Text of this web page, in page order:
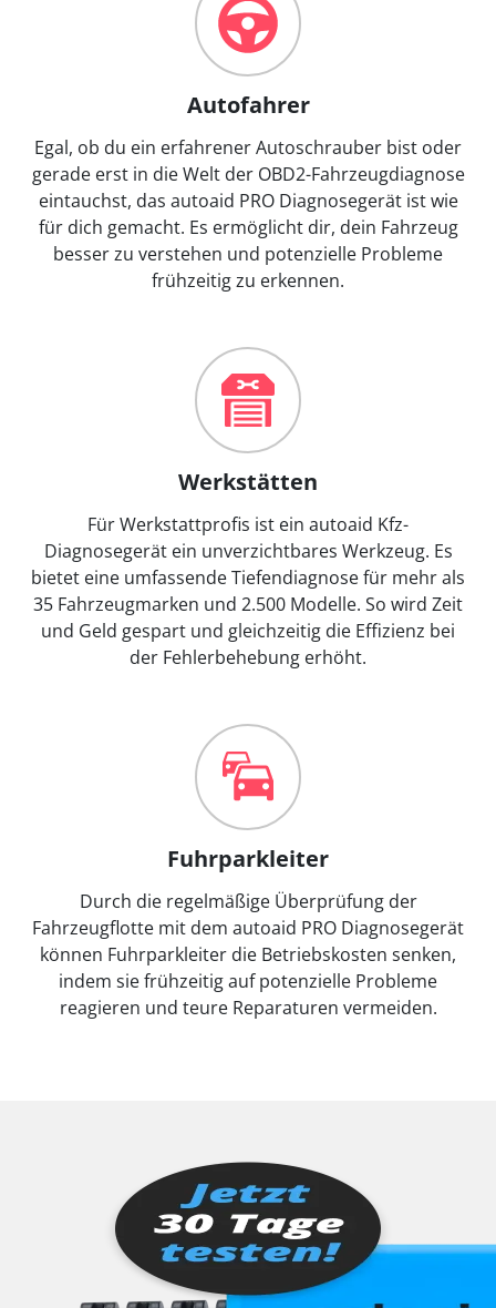
Autofahrer
Egal, ob du ein erfahrener Autoschrauber bist oder
gerade erst in die Welt der OBD2-Fahrzeugdiagnose
eintauchst, das autoaid PRO Diagnosegerät ist wie
für dich gemacht. Es ermöglicht dir, dein Fahrzeug
besser zu verstehen und potenzielle Probleme
frühzeitig zu erkennen.
Werkstätten
Für Werkstattprofis ist ein autoaid Kfz-
Diagnosegerät ein unverzichtbares Werkzeug. Es
bietet eine umfassende Tiefendiagnose für mehr als
35 Fahrzeugmarken und 2.500 Modelle. So wird Zeit
und Geld gespart und gleichzeitig die Effizienz bei
der Fehlerbehebung erhöht.
Fuhrparkleiter
Durch die regelmäßige Überprüfung der
Fahrzeugflotte mit dem autoaid PRO Diagnosegerät
können Fuhrparkleiter die Betriebskosten senken,
indem sie frühzeitig auf potenzielle Probleme
reagieren und teure Reparaturen vermeiden.